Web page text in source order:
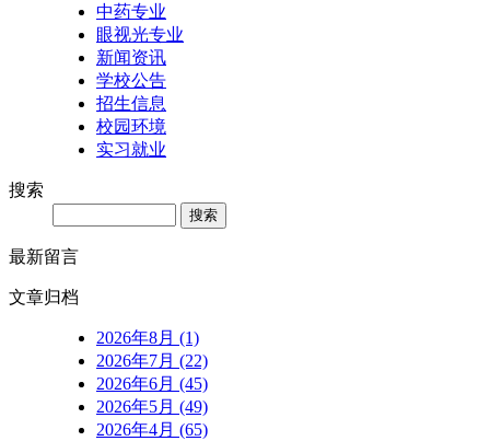
中药专业
眼视光专业
新闻资讯
学校公告
招生信息
校园环境
实习就业
搜索
最新留言
文章归档
2026年8月 (1)
2026年7月 (22)
2026年6月 (45)
2026年5月 (49)
2026年4月 (65)